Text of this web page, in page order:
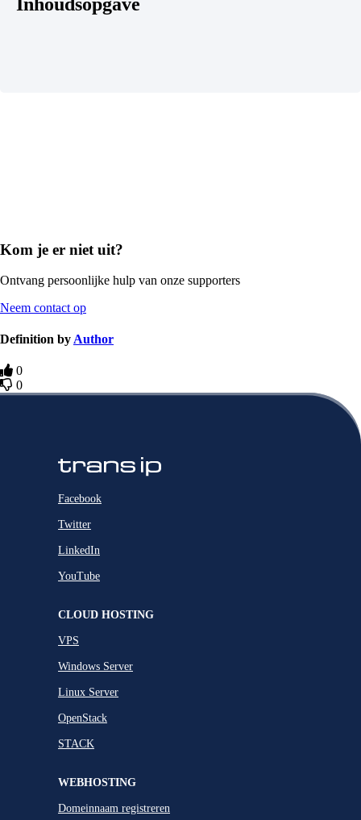
Kom je er niet uit?
Ontvang persoonlijke hulp van onze supporters
Neem contact op
Definition by Author
0
0
Facebook
Twitter
LinkedIn
YouTube
CLOUD HOSTING
VPS
Windows Server
Linux Server
OpenStack
STACK
WEBHOSTING
Domeinnaam registreren